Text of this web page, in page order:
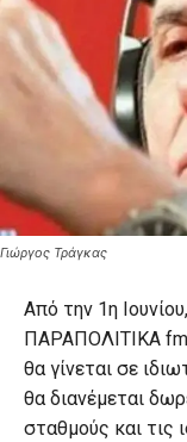
Γιώργος Τράγκας
Από την 1η
ΠΑΡΑΠΟΛΙΤΙΚΑ
θα γίνεται σε
θα διανέμεται
σταθμούς και τις